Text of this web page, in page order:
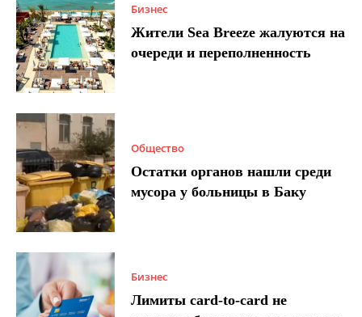
Бизнес
Жители Sea Breeze жалуются на
очереди и переполненность
Общество
Остатки органов нашли среди
мусора у больницы в Баку
Бизнес
Лимиты card-to-card не